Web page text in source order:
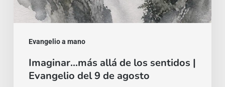
Evangelio a mano
agosto
Imaginar…más allá de los sentidos |
Evangelio del 9 de agosto